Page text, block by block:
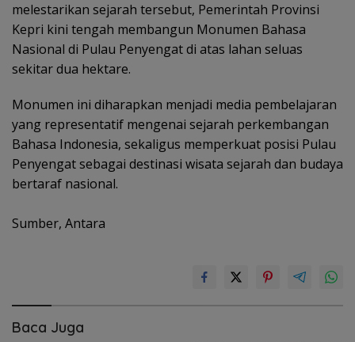
melestarikan sejarah tersebut, Pemerintah Provinsi
Kepri kini tengah membangun Monumen Bahasa
Nasional di Pulau Penyengat di atas lahan seluas
sekitar dua hektare.
Monumen ini diharapkan menjadi media pembelajaran
yang representatif mengenai sejarah perkembangan
Bahasa Indonesia, sekaligus memperkuat posisi Pulau
Penyengat sebagai destinasi wisata sejarah dan budaya
bertaraf nasional.
Sumber, Antara
Baca Juga